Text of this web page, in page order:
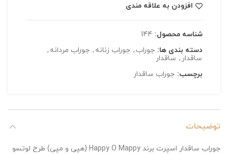
افزودن به علاقه مندی
شناسه محصول: 144
دسته بندی ها: جوراب , جوراب زنانه , جوراب مردانه ,
ساقدار , ساقدار
برچسب: جوراب ساقدار
توضیحات
جوراب ساقدار اسپرت برند Happy O Mappy (هپی و مپی) طرح لوتسو